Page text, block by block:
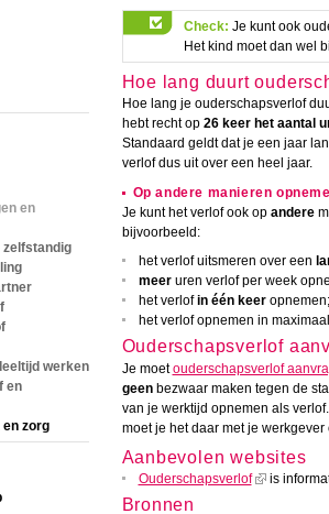
en
werken
en
zorg
Check: Je kunt ook
Het kind moet dan wel
Hoe lang duurt
Hoe lang je ouderschapsverlof
hebt recht op 26 keer het aantal
Standaard geldt dat je een jaar
verlof dus uit over een heel jaar.
Op andere manieren
Je kunt het verlof ook op andere
bijvoorbeeld:
het verlof uitsmeren over een
meeruren verlof per week
het verlofin één keer
het verlof opnemen in
Ouderschapsverlof
Je moetouderschapsverlof
geenbezwaar maken tegen de
van je werktijd opnemen als
moet je het daar met je
Aanbevolen websites
Ouderschapsverlof is
Bronnen